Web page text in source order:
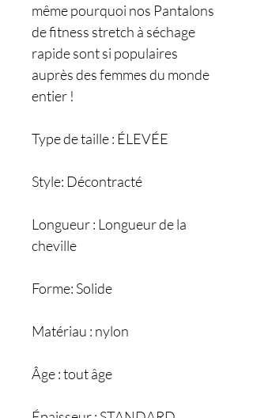
même pourquoi nos Pantalons
de fitness stretch à séchage
rapide sont si populaires
auprès des femmes du monde
entier !
Type de taille : ÉLEVÉE
Style: Décontracté
Longueur : Longueur de la
cheville
Forme: Solide
Matériau : nylon
Âge : tout âge